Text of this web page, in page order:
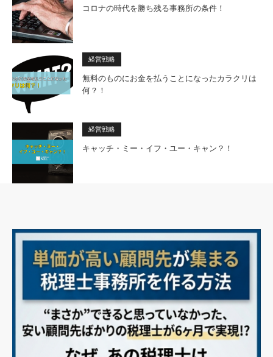
コロナの時代を勝ち残る事務所の条件！
経営戦略
無料のものにお金を払うことになったカラクリは
何？！
経営戦略
キャッチ・ミー・イフ・ユー・キャン？！